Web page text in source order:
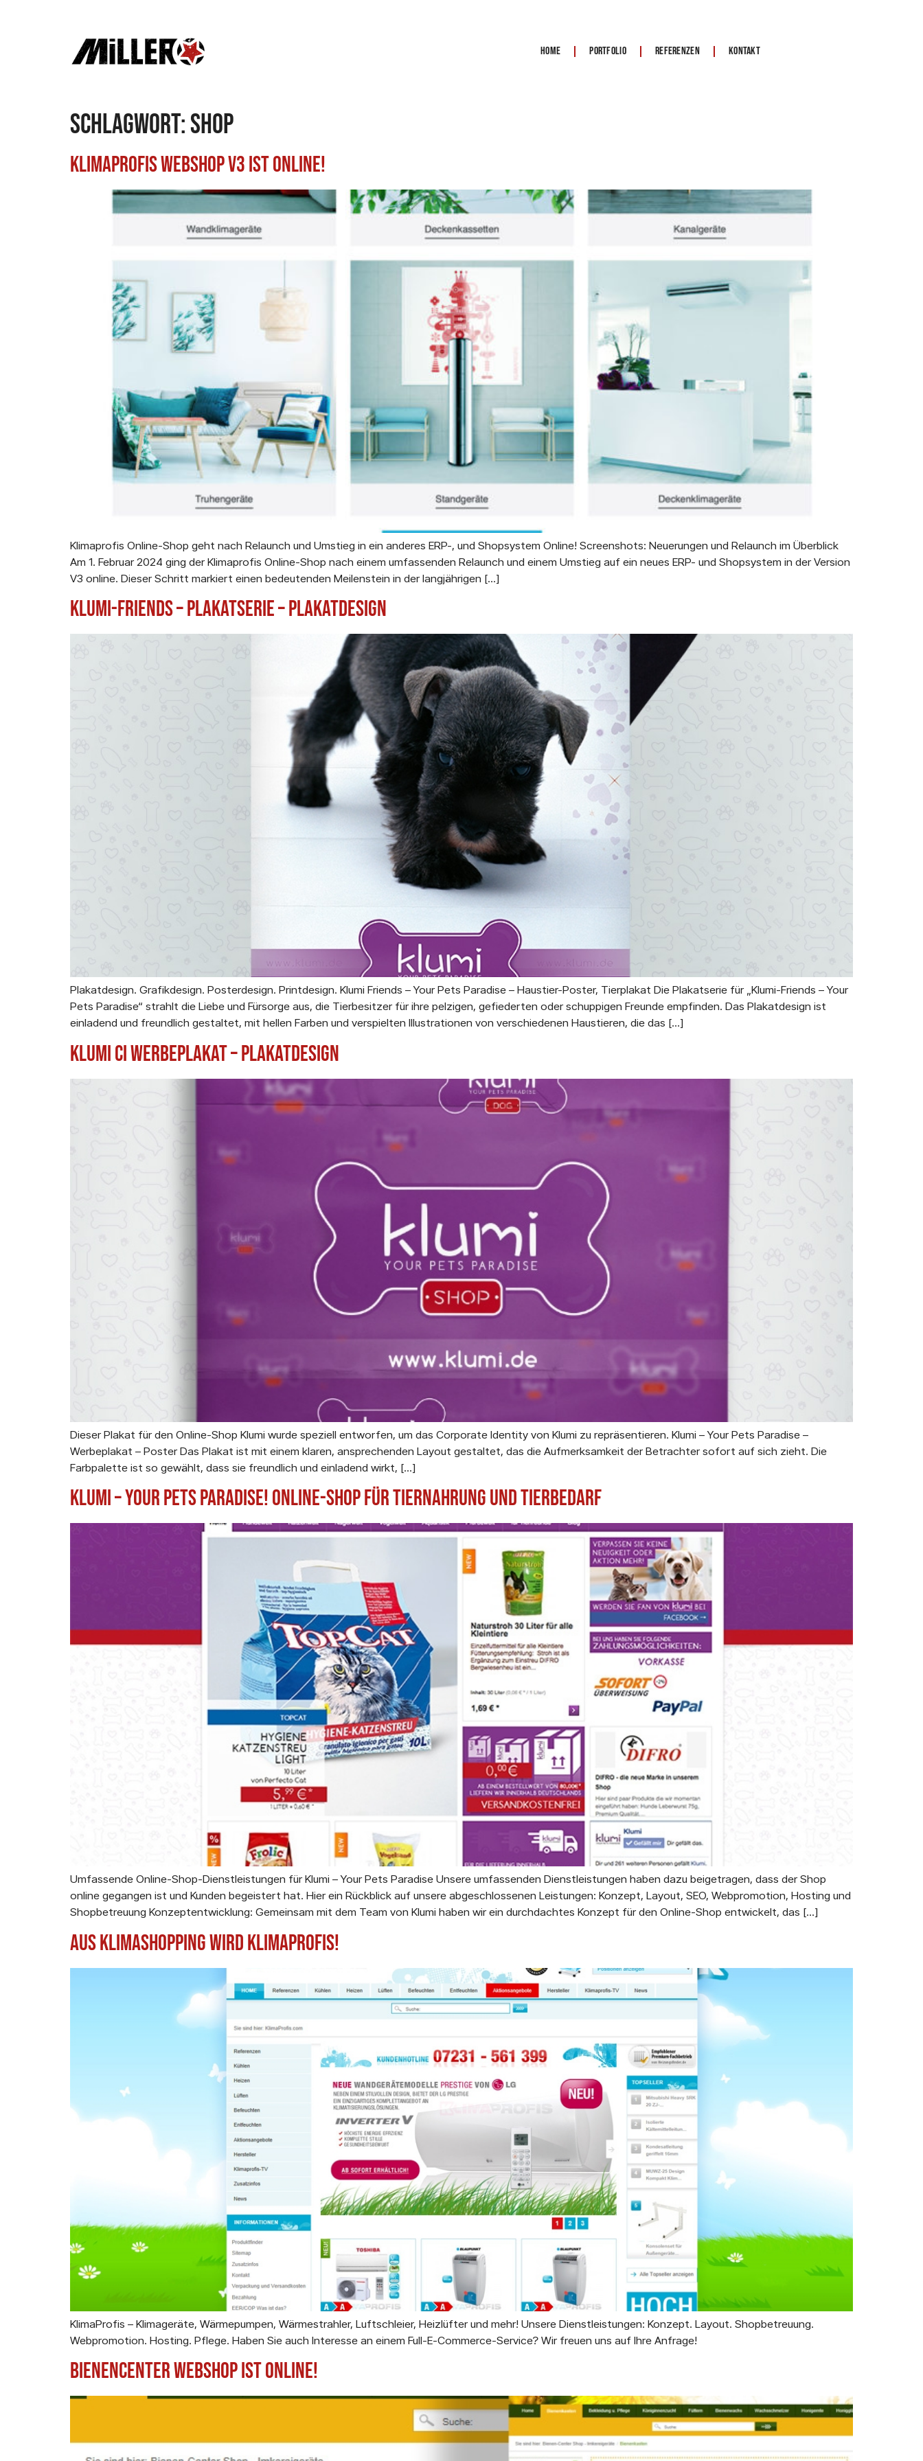
Home Portfolio Referenzen Kontakt
Schlagwort:shop
Klimaprofis Webshop V3 ist Online!
Klimaprofis Online-Shop geht nach Relaunch und Umstieg in ein anderes ERP-, und Shopsystem Online! Screenshots: Neuerungen und Relaunch im Überblick
Am 1. Februar 2024 ging der Klimaprofis Online-Shop nach einem umfassenden Relaunch und einem Umstieg auf ein neues ERP- und Shopsystem in der Version
V3 online. Dieser Schritt markiert einen bedeutenden Meilenstein in der langjährigen […]
Klumi-Friends – Plakatserie – Plakatdesign
Plakatdesign. Grafikdesign. Posterdesign. Printdesign. Klumi Friends – Your Pets Paradise – Haustier-Poster, Tierplakat Die Plakatserie für „Klumi-Friends – Your
Pets Paradise“ strahlt die Liebe und Fürsorge aus, die Tierbesitzer für ihre pelzigen, gefiederten oder schuppigen Freunde empfinden. Das Plakatdesign ist
einladend und freundlich gestaltet, mit hellen Farben und verspielten Illustrationen von verschiedenen Haustieren, die das […]
Klumi CI Werbeplakat – Plakatdesign
Dieser Plakat für den Online-Shop Klumi wurde speziell entworfen, um das Corporate Identity von Klumi zu repräsentieren. Klumi – Your Pets Paradise –
Werbeplakat – Poster Das Plakat ist mit einem klaren, ansprechenden Layout gestaltet, das die Aufmerksamkeit der Betrachter sofort auf sich zieht. Die
Farbpalette ist so gewählt, dass sie freundlich und einladend wirkt, […]
Klumi – Your Pets Paradise! Online-Shop für Tiernahrung und Tierbedarf
Umfassende Online-Shop-Dienstleistungen für Klumi – Your Pets Paradise Unsere umfassenden Dienstleistungen haben dazu beigetragen, dass der Shop
online gegangen ist und Kunden begeistert hat. Hier ein Rückblick auf unsere abgeschlossenen Leistungen: Konzept, Layout, SEO, Webpromotion, Hosting und
Shopbetreuung Konzeptentwicklung: Gemeinsam mit dem Team von Klumi haben wir ein durchdachtes Konzept für den Online-Shop entwickelt, das […]
Aus Klimashopping wird Klimaprofis!
KlimaProfis – Klimageräte, Wärmepumpen, Wärmestrahler, Luftschleier, Heizlüfter und mehr! Unsere Dienstleistungen: Konzept. Layout. Shopbetreuung.
Webpromotion. Hosting. Pflege. Haben Sie auch Interesse an einem Full-E-Commerce-Service? Wir freuen uns auf Ihre Anfrage!
Bienencenter Webshop ist Online!